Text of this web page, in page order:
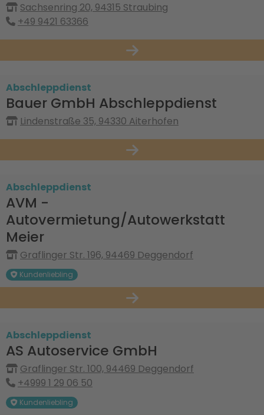
Sachsenring 20, 94315 Straubing
+49 9421 63366
Abschleppdienst
Bauer GmbH Abschleppdienst
Lindenstraße 35, 94330 Aiterhofen
Abschleppdienst
AVM -
Autovermietung/Autowerkstatt
Meier
Graflinger Str. 196, 94469 Deggendorf
Kundenliebling
Abschleppdienst
AS Autoservice GmbH
Graflinger Str. 100, 94469 Deggendorf
+4999 1 29 06 50
Kundenliebling